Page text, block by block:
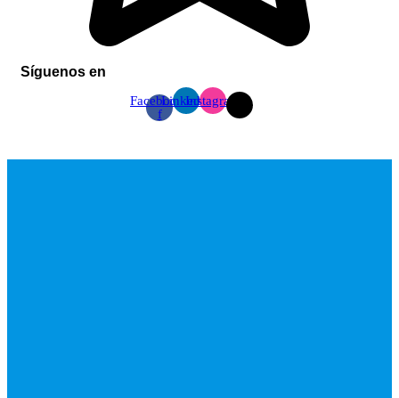
Síguenos en
Facebook-
f
LinkedinInstagram